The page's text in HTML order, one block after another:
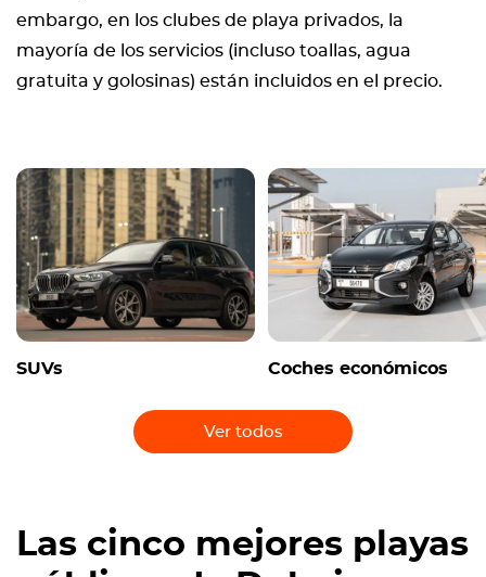
embargo, en los clubes de playa privados, la
mayoría de los servicios (incluso toallas, agua
gratuita y golosinas) están incluidos en el precio.
SUVs Coches económicos
Ver todos
Las cinco mejores playas